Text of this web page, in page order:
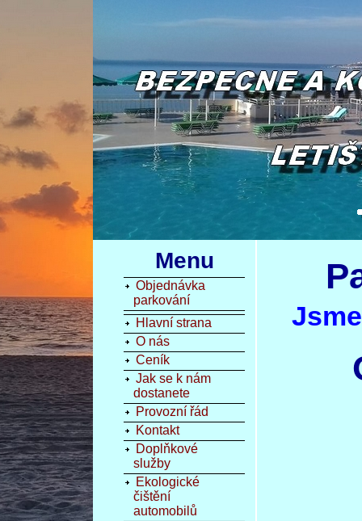
Menu
Objednávka
parkování
Hlavní strana
O nás
Ceník
Jak se k nám
dostanete
Provozní řád
Kontakt
Doplňkové
služby
Ekologické
čištění
automobilů